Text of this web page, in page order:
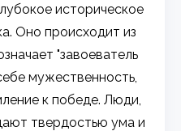
историческое
Оно происходит из
"завоеватель
мужественность,
к победе. Люди,
твердостью ума и